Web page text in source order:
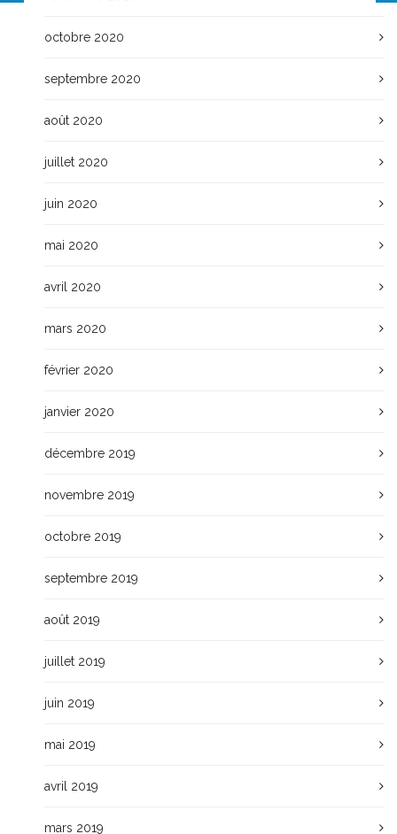
octobre 2020
septembre 2020
août 2020
juillet 2020
juin 2020
mai 2020
avril 2020
mars 2020
février 2020
janvier 2020
décembre 2019
novembre 2019
octobre 2019
septembre 2019
août 2019
juillet 2019
juin 2019
mai 2019
avril 2019
mars 2019